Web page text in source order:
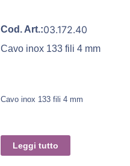
Cod. Art.:03.172.40
Cavo inox 133 fili 4 mm
Cavo inox 133 fili 4 mm
Leggi tutto